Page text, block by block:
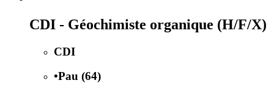
CDI - Géochimiste organique (H/F/X)
CDI
•Pau (64)